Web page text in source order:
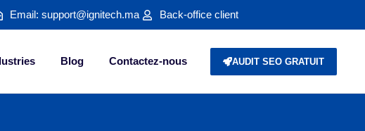
Email: support@ignitech.ma Back-office client
Blog Contactez-nous AUDIT SEO GRATUIT